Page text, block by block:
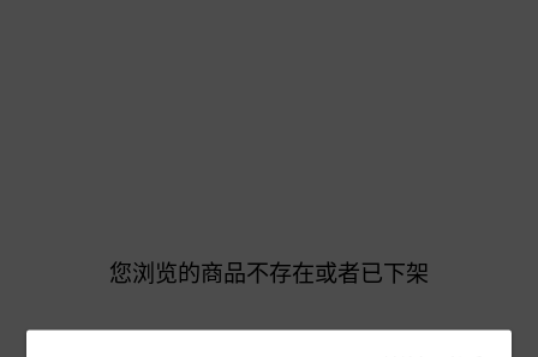
您浏览的商品不存在或者已下架